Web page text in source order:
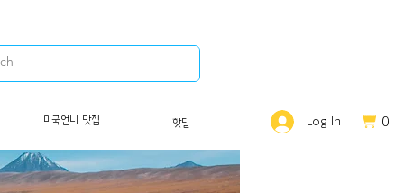
미국언니 맛집 핫딜 Log In 0